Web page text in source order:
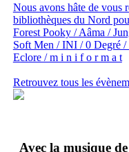
Nous avons hâte de vous
bibliothèques du Nord
Forest Pooky / Aâma /
Soft Men / INI / 0 Degré
Eclore / m i n i f o r m a t
Retrouvez tous les
Avec la musique